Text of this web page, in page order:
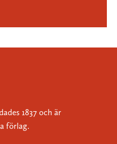
1837 och är
förlag.